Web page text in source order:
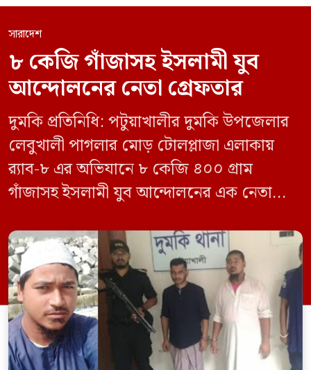
সারাদেশ
৮ কেজি গাঁজাসহ ইসলামী যুব
আন্দোলনের নেতা গ্রেফতার
দুমকি প্রতিনিধি: পটুয়াখালীর দুমকি উপজেলার
লেবুখালী পাগলার মোড় টোলপ্লাজা এলাকায়
র‍্যাব-৮ এর অভিযানে ৮ কেজি ৪০০ গ্রাম
গাঁজাসহ ইসলামী যুব আন্দোলনের এক নেতাকে
ভিত্তিতে অভিযান চালিয়ে মাদক চক্রের আরও
এক সদস্যকে আটক করা হয়। র‍্যাব ও পুলিশ
সূত্রে জানা গেছে, শুক্রবার গোপন সংবাদের
ভিত্তিতে র‍্যাব-৮, সিপিসি-১ পটুয়াখালী ক্যাম্পের
[…]